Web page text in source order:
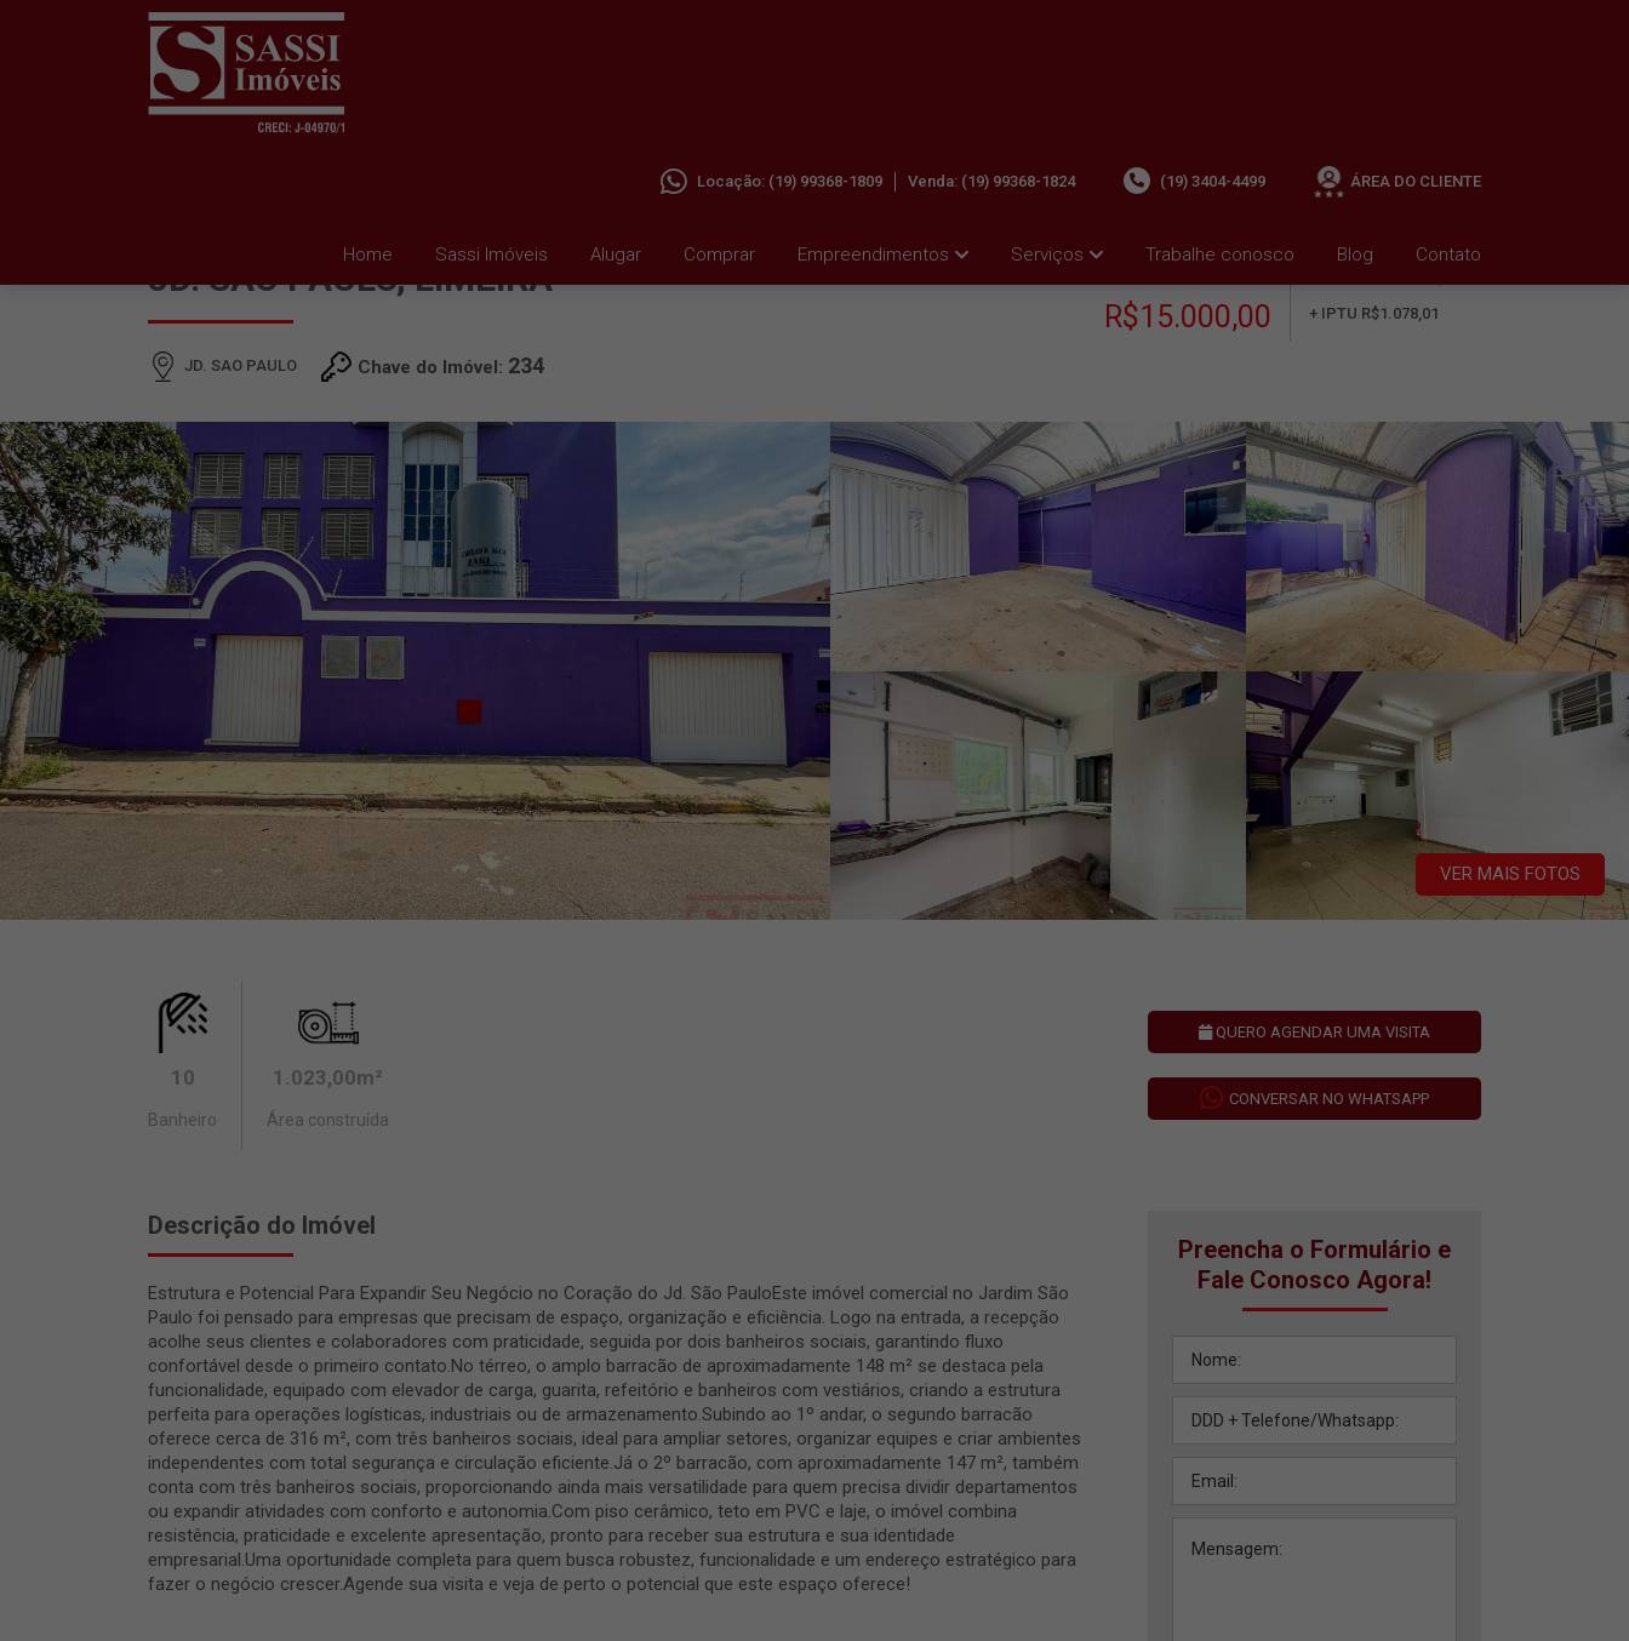
Home Sassi Imóveis Alugar Comprar Empreendimentos Serviços Trabalhe conosco Blog Contato
Locação: (19) 99368-1809 Venda: (19) 99368-1824 (19) 3404-4499 ÁREA DO CLIENTE
JD. SAO PAULO, LIMEIRA
JD. SAO PAULO Chave do Imóvel: 234
R$15.000,00
+ IPTU R$1.078,01
VER MAIS FOTOS
10
Banheiro
1.023,00m²
Área construída
QUERO AGENDAR UMA VISITA
CONVERSAR NO WHATSAPP
Descrição do Imóvel
Estrutura e Potencial Para Expandir Seu Negócio no Coração do Jd. São PauloEste imóvel comercial no Jardim São
Paulo foi pensado para empresas que precisam de espaço, organização e eficiência. Logo na entrada, a recepção
acolhe seus clientes e colaboradores com praticidade, seguida por dois banheiros sociais, garantindo fluxo
confortável desde o primeiro contato.No térreo, o amplo barracão de aproximadamente 148 m² se destaca pela
funcionalidade, equipado com elevador de carga, guarita, refeitório e banheiros com vestiários, criando a estrutura
perfeita para operações logísticas, industriais ou de armazenamento.Subindo ao 1º andar, o segundo barracão
oferece cerca de 316 m², com três banheiros sociais, ideal para ampliar setores, organizar equipes e criar ambientes
independentes com total segurança e circulação eficiente.Já o 2º barracão, com aproximadamente 147 m², também
conta com três banheiros sociais, proporcionando ainda mais versatilidade para quem precisa dividir departamentos
ou expandir atividades com conforto e autonomia.Com piso cerâmico, teto em PVC e laje, o imóvel combina
resistência, praticidade e excelente apresentação, pronto para receber sua estrutura e sua identidade
empresarial.Uma oportunidade completa para quem busca robustez, funcionalidade e um endereço estratégico para
fazer o negócio crescer.Agende sua visita e veja de perto o potencial que este espaço oferece!
Preencha o Formulário e
Fale Conosco Agora!